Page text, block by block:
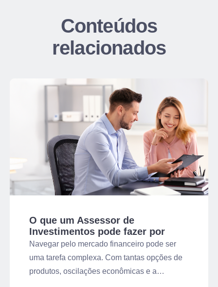
Conteúdos
relacionados
O que um Assessor de
Investimentos pode fazer por
você?
Navegar pelo mercado financeiro pode ser
uma tarefa complexa. Com tantas opções de
produtos, oscilações econômicas e a